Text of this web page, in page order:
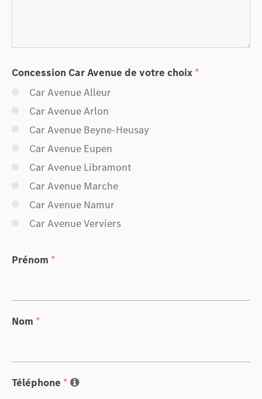
Concession Car Avenue de votre choix *
Car Avenue Alleur
Car Avenue Arlon
Car Avenue Beyne-Heusay
Car Avenue Eupen
Car Avenue Libramont
Car Avenue Marche
Car Avenue Namur
Car Avenue Verviers
Prénom *
Nom *
Téléphone *